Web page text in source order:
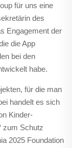
für uns eine
des
Engagement der
die App
bei den
habe.
für die man
handelt es sich
Kinder­
zum Schutz
2025 Foundation